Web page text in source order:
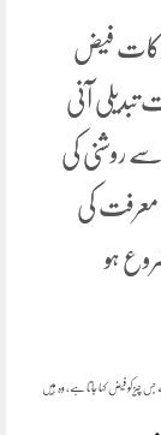
برکات فیض
آنی
روشنی کی
کی
ہو
چیز کو فیض کہا جاتا ہے، وہ ہیں